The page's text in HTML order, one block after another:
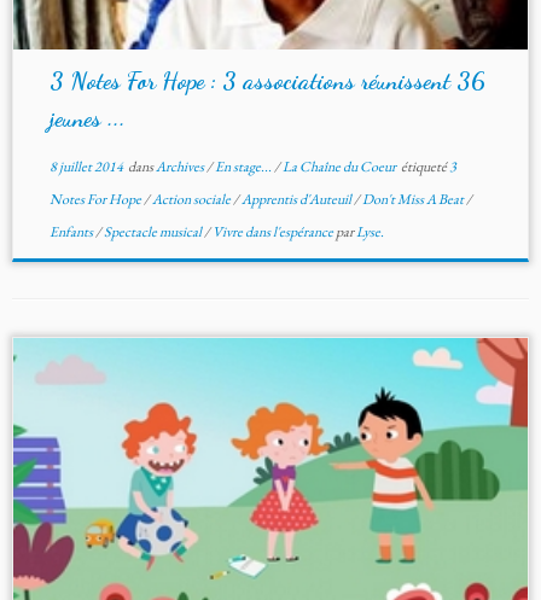
3 Notes For Hope : 3 associations réunissent 36
jeunes ...
8 juillet 2014dansArchives/En stage.../La Chaîne du Coeur étiqueté3
Notes For Hope/Action sociale/Apprentis d'Auteuil/Don't Miss A Beat/
Enfants/Spectacle musical/Vivre dans l'espéranceparLyse.